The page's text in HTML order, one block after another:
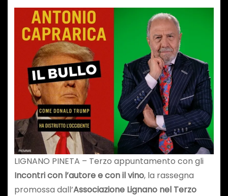
LIGNANO PINETA – Terzo appuntamento con gli
Incontri con l’autore e con il vino, la rassegna
promossa dall’Associazione Lignano nel Terzo